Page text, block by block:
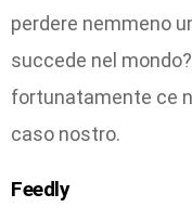
perdere nemmeno
succede nel
fortunatamente ce
caso nostro.
Feedly